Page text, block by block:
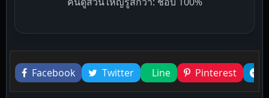
Liked this
Facebook
Twitter Line Pinterest